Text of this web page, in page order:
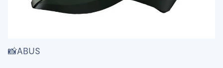
📸ABUS